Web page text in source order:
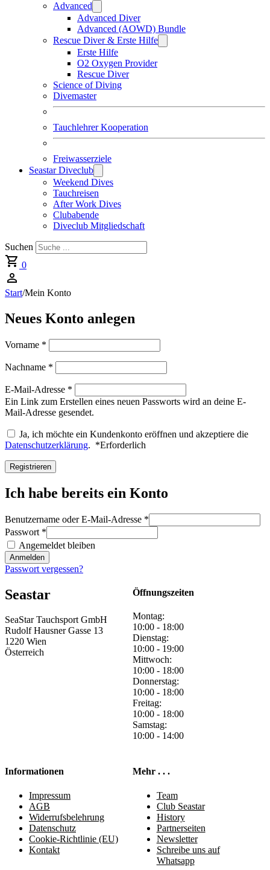
Advanced
Advanced Diver
Advanced (AOWD) Bundle
Rescue Diver & Erste Hilfe
Erste Hilfe
O2 Oxygen Provider
Rescue Diver
Science of Diving
Divemaster
Tauchlehrer Kooperation
Freiwasserziele
Seastar Diveclub
Weekend Dives
Tauchreisen
After Work Dives
Clubabende
Diveclub Mitgliedschaft
Suchen
0
Start/Mein Konto
Neues Konto anlegen
Vorname *
Nachname *
E-Mail-Adresse *
Ein Link zum Erstellen eines neuen Passworts wird an deine E-
Mail-Adresse gesendet.
Ja, ich möchte ein Kundenkonto eröffnen und akzeptiere die
Datenschutzerklärung. *Erforderlich
Registrieren
Ich habe bereits ein Konto
Benutzername oder E-Mail-Adresse *
Passwort *
Angemeldet bleiben
Anmelden
Passwort vergessen?
Seastar
SeaStar Tauchsport GmbH
Rudolf Hausner Gasse 13
1220 Wien
Österreich
Öffnungszeiten
Montag:
10:00 - 18:00
Dienstag:
10:00 - 19:00
Mittwoch:
10:00 - 18:00
Donnerstag:
10:00 - 18:00
Freitag:
10:00 - 18:00
Samstag:
10:00 - 14:00
Informationen
Impressum
AGB
Widerrufsbelehrung
Datenschutz
Cookie-Richtlinie (EU)
Kontakt
Mehr . . .
Team
Club Seastar
History
Partnerseiten
Newsletter
Schreibe uns auf
Whatsapp